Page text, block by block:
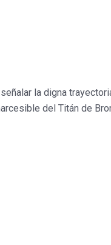
la digna
del Titán de